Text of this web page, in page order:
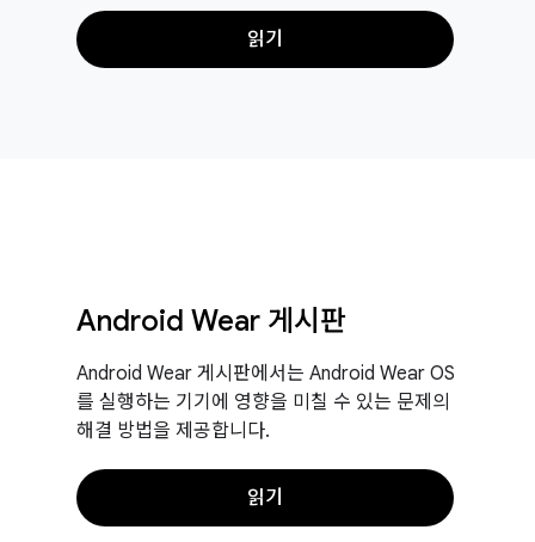
읽기
Android Wear 게시판
Android Wear 게시판에서는 Android Wear OS
를 실행하는 기기에 영향을 미칠 수 있는 문제의
해결 방법을 제공합니다.
읽기